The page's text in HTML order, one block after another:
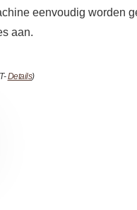
eenvoudig worden
aan.
Details)